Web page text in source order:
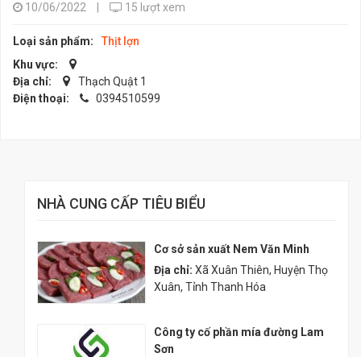
10/06/2022 15 lượt xem
Loại sản phẩm:
Thịt lợn
Khu vực:
Địa chỉ:
Thạch Quật 1
Điện thoại:
0394510599
NHÀ CUNG CẤP TIÊU BIỂU
Cơ sở sản xuất Nem Văn Minh
Địa chỉ: Xã Xuân Thiên, Huyện Thọ
Xuân, Tỉnh Thanh Hóa
Công ty cố phần mía đường Lam
Sơn